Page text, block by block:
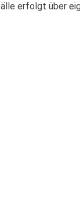
erfolgt über